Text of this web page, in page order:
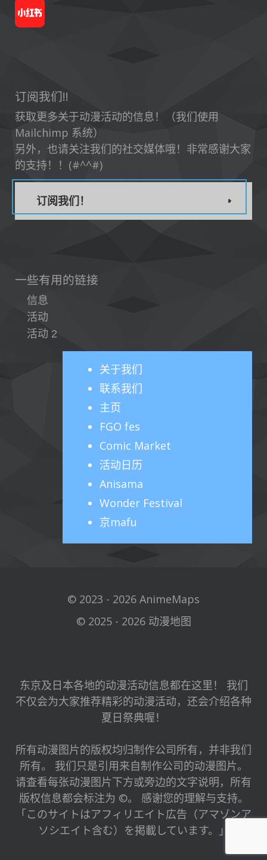
订阅我们!!
获取更多关于动漫活动的信息！（我们使用
Mailchimp 系统）
另外，也请关注我们的社交媒体哦！非常感谢大家
的支持！！(#^^#)
订阅我们！
一些有用的链接
信息
活动
活动 2
关于我们
联系我们
主页
FGO fes
Comic Market
活动日历
Anisama
Wonder Festival
京mafu
© 2023 - 2026 AnimeMaps
© 2025 - 2026 动漫地图
东京及日本各地的动漫活动信息都在这里！ 我们
不仅会为大家推荐精彩的动漫活动，还会介绍各种
夏日祭典喔！
所有动漫图片的版权均归制作公司所有，并非我们
所有。 我们只是引用来自制作公司的动漫图片。
请查看每张动漫图片下方或旁边的文字说明，所有
版权信息都会标注为 ©。 感谢您的理解与支持。
「このサイトはアフィリエイト広告（アマゾンア
ソシエイト含む）を掲載しています。」